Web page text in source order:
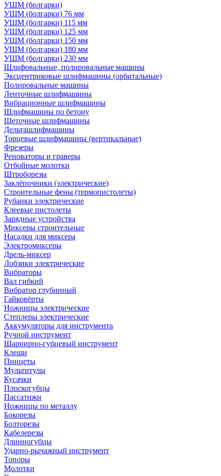
УШМ (болгарки)
УШМ (болгарки) 76 мм
УШМ (болгарки) 115 мм
УШМ (болгарки) 125 мм
УШМ (болгарки) 150 мм
УШМ (болгарки) 180 мм
УШМ (болгарки) 230 мм
Шлифовальные, полировальные машины
Эксцентриковые шлифмашины (орбитальные)
Полировальные машины
Ленточные шлифмашины
Вибрационные шлифмашины
Шлифмашины по бетону
Щеточные шлифмашины
Дельташлифмашины
Торцевые шлифмашины (вертикальные)
Фрезеры
Реноваторы и граверы
Отбойные молотки
Штроборезы
Заклёпочники (электрические)
Строительные фены (термопистолеты)
Рубанки электрические
Клеевые пистолеты
Зарядные устройства
Миксеры строительные
Насадки для миксера
Электромиксеры
Дрель-миксер
Лобзики электрические
Вибраторы
Вал гибкий
Вибратор глубинный
Гайковёрты
Ножницы электрические
Степлеры электрические
Аккумуляторы для инструмента
Ручной инструмент
Шарнирно-губцевый инструмент
Клещи
Пинцеты
Мультитулы
Кусачки
Плоскогубцы
Пассатижи
Ножницы по металлу
Бокорезы
Болторезы
Кабелерезы
Длинногубцы
Ударно-рычажный инструмент
Топоры
Молотки